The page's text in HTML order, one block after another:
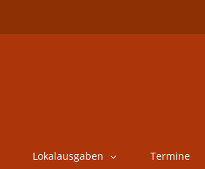
Lokalausgaben Termine